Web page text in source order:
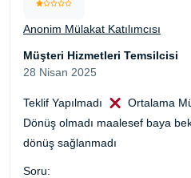
Anonim Mülakat Katılımcısı
Müşteri Hizmetleri Temsilcisi
28 Nisan 2025
Teklif Yapılmadı
Ortalama
Dönüş olmadı maalesef baya
dönüş sağlanmadı
Soru: